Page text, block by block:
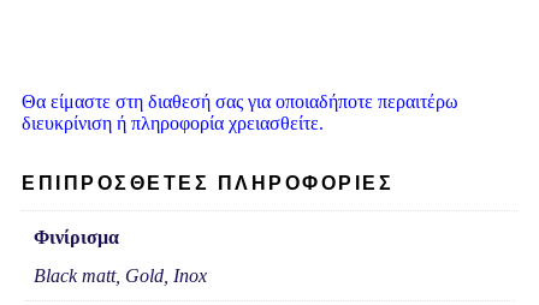
Θα είμαστε στη διαθεσή σας για οποιαδήποτε περαιτέρω
διευκρίνιση ή πληροφορία χρειασθείτε.
ΕΠΙΠΡΌΣΘΕΤΕΣ ΠΛΗΡΟΦΟΡΊΕΣ
Φινίρισμα
Black matt, Gold, Inox